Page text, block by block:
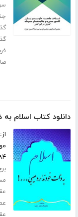
دانلود کتاب اسلام
۸۴